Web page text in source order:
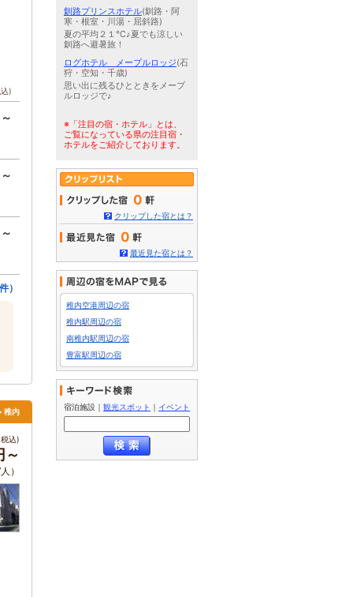
)
）
稚内
込)
～
）
釧路プリンスホテル(釧路・阿
寒・根室・川湯・屈斜路)
夏の平均２１℃♪夏でも涼しい
釧路へ避暑旅！
ログホテル メープルロッジ(石
狩・空知・千歳)
思い出に残るひとときをメープ
ルロッジで♪
※「注目の宿・ホテル」とは、
ご覧になっている県の注目宿・
ホテルをご紹介しております。
0
クリップした宿とは？
0
最近見た宿とは？
稚内空港周辺の宿
稚内駅周辺の宿
南稚内駅周辺の宿
豊富駅周辺の宿
宿泊施設 ｜ 観光スポット ｜ イベント